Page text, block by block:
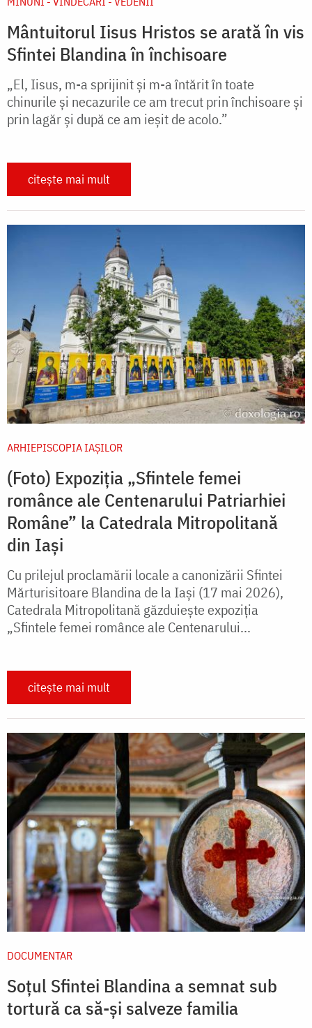
Mântuitorul Iisus Hristos se arată în vis
Sfintei Blandina în închisoare
„El, Iisus, m-a sprijinit şi m-a întărit în toate
chinurile şi necazurile ce am trecut prin închisoare şi
prin lagăr şi după ce am ieşit de acolo.”
citește mai mult
ARHIEPISCOPIA IAŞILOR
(Foto) Expoziția „Sfintele femei
românce ale Centenarului Patriarhiei
Române” la Catedrala Mitropolitană
din Iași
Cu prilejul proclamării locale a canonizării Sfintei
Mărturisitoare Blandina de la Iași (17 mai 2026),
Catedrala Mitropolitană găzduiește expoziția
„Sfintele femei românce ale Centenarului...
citește mai mult
DOCUMENTAR
Soțul Sfintei Blandina a semnat sub
tortură ca să-și salveze familia